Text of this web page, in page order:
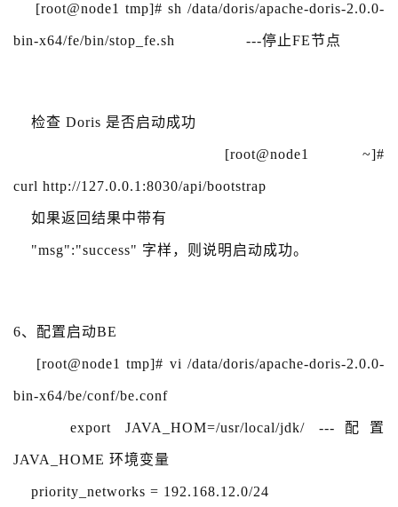
[root@node1 tmp]# sh /data/doris/apache-doris-2.0.0-
bin-x64/fe/bin/stop_fe.sh ---停止FE节点
检查 Doris 是否启动成功
[root@node1 ~]#
curl http://127.0.0.1:8030/api/bootstrap
如果返回结果中带有
"msg":"success" 字样，则说明启动成功。
6、配置启动BE
[root@node1 tmp]# vi /data/doris/apache-doris-2.0.0-
bin-x64/be/conf/be.conf
export JAVA_HOM=/usr/local/jdk/ ---配置
JAVA_HOME 环境变量
priority_networks = 192.168.12.0/24